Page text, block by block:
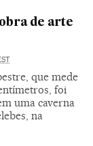
de arte
que mede
foi
uma caverna
na